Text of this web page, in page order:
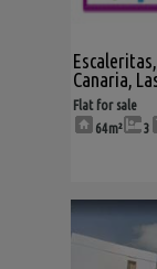
Escaleritas,
Canaria,
Flat for sale
64m²
3